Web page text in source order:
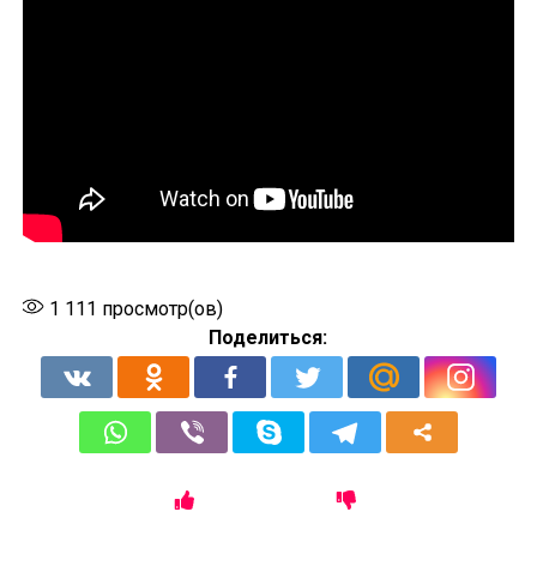
1 111 просмотр(ов)
Поделиться: